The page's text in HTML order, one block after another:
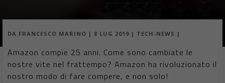
DA FRANCESCO MARINO | 8 LUG 2019 | TECH-NEWS |
Amazon compie 25 anni. Come sono cambiate le
nostre vite nel frattempo? Amazon ha rivoluzionato il
nostro modo di fare compere, e non solo!